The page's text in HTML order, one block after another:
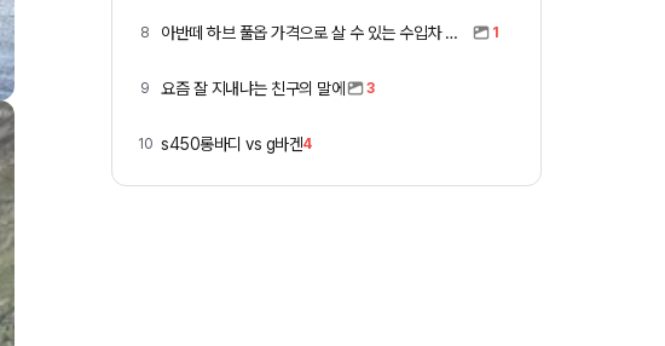
8 아반떼 하브 풀옵 가격으로 살 수 있는 수입차 모아봄 1
9 요즘 잘 지내냐는 친구의 말에 3
10 s450롱바디 vs g바겐4